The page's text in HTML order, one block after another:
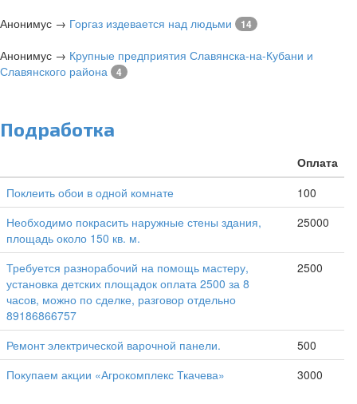
Анонимус → Горгаз издевается над людьми 14
Анонимус → Крупные предприятия Славянска-на-Кубани и
Славянского района
4
Подработка
Оплата
Поклеить обои в одной комнате
100
Необходимо покрасить наружные стены здания,
площадь около 150 кв. м.
25000
Требуется разнорабочий на помощь мастеру,
установка детских площадок оплата 2500 за 8
часов, можно по сделке, разговор отдельно
89186866757
2500
Ремонт электрической варочной панели.
500
Покупаем акции «Агрокомплекс Ткачева»
3000